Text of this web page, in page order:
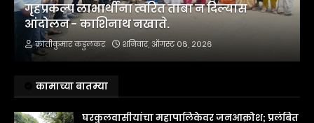
गृहप्रकल्प लाभार्थींना त्वरित ताबा न दिल्यास
आंदोलन - काशिनाथ नखाते.
क्रांतीकुमार कडुलकर शनिवार, ऑगस्ट ०८, २०२६
कामाच्या बातम्या
घरकुलवासीयांचा महापालिकेवर जनआक्रोश; प्रलंबित